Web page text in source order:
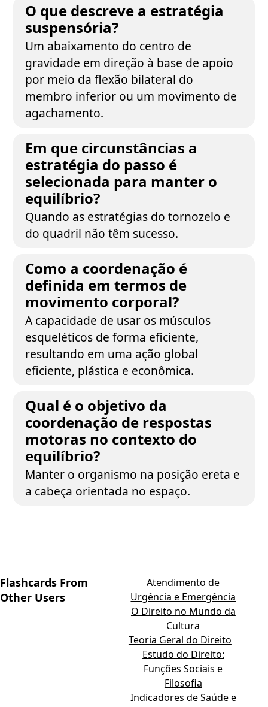
O que descreve a estratégia
suspensória?
Um abaixamento do centro de
gravidade em direção à base de apoio
por meio da flexão bilateral do
membro inferior ou um movimento de
agachamento.
Em que circunstâncias a
estratégia do passo é
selecionada para manter o
equilíbrio?
Quando as estratégias do tornozelo e
do quadril não têm sucesso.
Como a coordenação é
definida em termos de
movimento corporal?
A capacidade de usar os músculos
esqueléticos de forma eficiente,
resultando em uma ação global
eficiente, plástica e econômica.
Qual é o objetivo da
coordenação de respostas
motoras no contexto do
equilíbrio?
Manter o organismo na posição ereta e
a cabeça orientada no espaço.
Flashcards From
Other Users
Atendimento de
Urgência e Emergência
O Direito no Mundo da
Cultura
Teoria Geral do Direito
Estudo do Direito:
Funções Sociais e
Filosofia
Indicadores de Saúde e